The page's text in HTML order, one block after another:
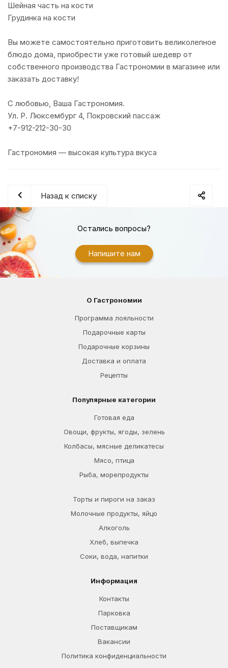
Шейная часть на кости
Грудинка на кости
Вы можете самостоятельно приготовить великолепное
блюдо дома, приобрести уже готовый шедевр от
собственного производства Гастрономии в магазине или
заказать доставку!
С любовью, Ваша Гастрономия.
Ул. Р. Люксембург 4, Покровский пассаж
+7-912-212-30-30
Гастрономия — высокая культура вкуса
Назад к списку
Остались вопросы?
Напишите нам
О Гастрономии
Программа лояльности
Подарочные карты
Подарочные корзины
Доставка и оплата
Рецепты
Популярные категории
Готовая еда
Овощи, фрукты, ягоды, зелень
Колбасы, мясные деликатесы
Мясо, птица
Рыба, морепродукты
Торты и пироги на заказ
Молочные продукты, яйцо
Алкоголь
Хлеб, выпечка
Соки, вода, напитки
Информация
Контакты
Парковка
Поставщикам
Вакансии
Политика конфиденциальности